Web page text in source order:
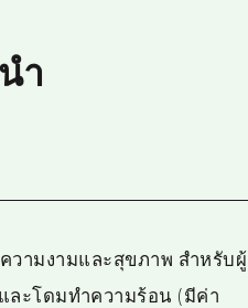
ำ
วามงามและสุขภาพ สำหรับผู้
ละโดมทำความร้อน (มีค่า